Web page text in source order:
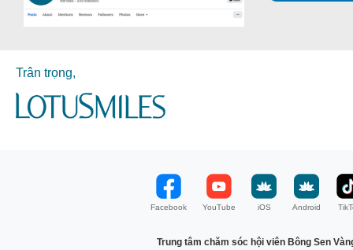
Trân trọng,
Facebook YouTube iOS Android
Trung tâm chăm sóc hội viên Bông Sen